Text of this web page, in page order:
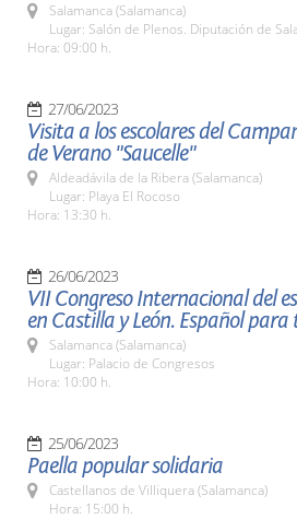
Salamanca (Salamanca)
Lugar: Salón de Plenos. Diputación de
Hora: 09:00 h.
27/06/2023
Visita a los escolares del
de Verano "Saucelle"
Aldeadávila de la Ribera (Salamanca)
Lugar: Playa El Rocoso
Hora: 13:30 h.
26/06/2023
VII Congreso Internacional del
en Castilla y León. Español para
Salamanca (Salamanca)
Lugar: Palacio de Congresos
Hora: 10:00 h.
25/06/2023
Paella popular solidaria
Castellanos de Villiquera (Salamanca)
Hora: 15:00 h.